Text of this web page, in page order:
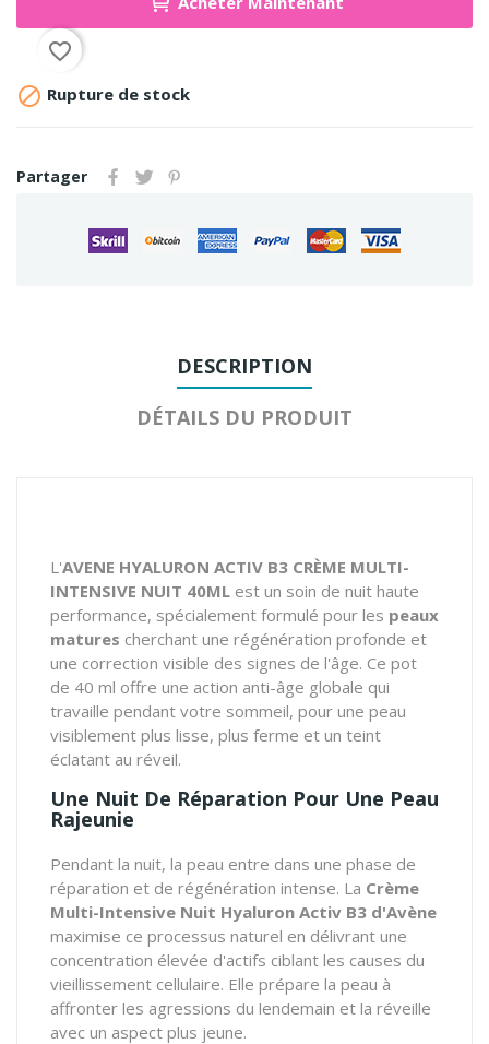
favorite_border
 Rupture de stock
Partager
DESCRIPTION
DÉTAILS DU PRODUIT
L'AVENE HYALURON ACTIV B3 CRÈME MULTI-
INTENSIVE NUIT 40ML est un soin de nuit haute
performance, spécialement formulé pour les peaux
matures cherchant une régénération profonde et
une correction visible des signes de l'âge. Ce pot
de 40 ml offre une action anti-âge globale qui
travaille pendant votre sommeil, pour une peau
visiblement plus lisse, plus ferme et un teint
éclatant au réveil.
Une Nuit De Réparation Pour Une Peau
Rajeunie
Pendant la nuit, la peau entre dans une phase de
réparation et de régénération intense. La Crème
Multi-Intensive Nuit Hyaluron Activ B3 d'Avène
maximise ce processus naturel en délivrant une
concentration élevée d'actifs ciblant les causes du
vieillissement cellulaire. Elle prépare la peau à
affronter les agressions du lendemain et la réveille
avec un aspect plus jeune.